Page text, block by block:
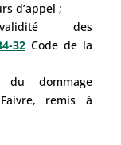
d’appel ;
des
32 Code de la
du dommage
remis à